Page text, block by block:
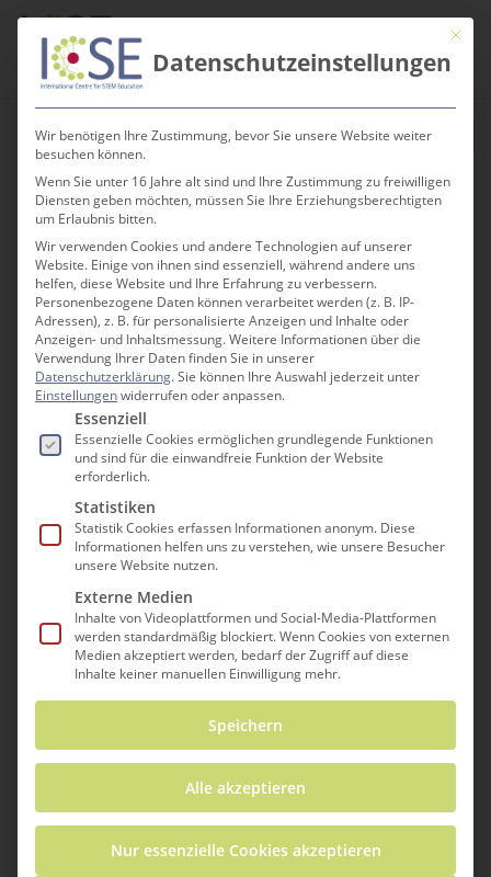
Skip
content
search
« Alle Veranstaltungen
3Druckraum
Mitmachnachmittage
11. November @ 15:00-17:00
Der 3Druckraum ist eine offene 3D-Druck-
Werkstatt nach dem Konzept eines
„Makerspaces“. Hier dreht sich alles rund um
Mit
Datenschutzeinstellungen
Wir benötigen Ihre Zustimmung, bevor Sie unsere Website weiter
besuchen können.
Wenn Sie unter 16 Jahre alt sind und Ihre Zustimmung zu freiwilligen
Diensten geben möchten, müssen Sie Ihre Erziehungsberechtigten
um Erlaubnis bitten.
Wir verwenden Cookies und andere Technologien auf unserer
Website. Einige von ihnen sind essenziell, während andere uns
helfen, diese Website und Ihre Erfahrung zu verbessern.
Personenbezogene Daten können verarbeitet werden (z. B. IP-
Adressen), z. B. für personalisierte Anzeigen und Inhalte oder
Anzeigen- und Inhaltsmessung.Weitere Informationen über die
Verwendung Ihrer Daten finden Sie in unserer
Datenschutzerklärung.Sie können Ihre Auswahl jederzeit unter
Einstellungenwiderrufen oder anpassen.
Es folgt eine Liste der Service-Gruppen, für die
Essenziell
Essenzielle Cookies ermöglichen grundlegende Funktionen
und sind für die einwandfreie Funktion der Website
erforderlich.
Statistiken
Statistik Cookies erfassen Informationen anonym. Diese
Informationen helfen uns zu verstehen, wie unsere Besucher
unsere Website nutzen.
Externe Medien
Inhalte von Videoplattformen und Social-Media-Plattformen
werden standardmäßig blockiert. Wenn Cookies von externen
Medien akzeptiert werden, bedarf der Zugriff auf diese
Inhalte keiner manuellen Einwilligung mehr.
Speichern
Alle akzeptieren
Nur essenzielle Cookies akzeptieren